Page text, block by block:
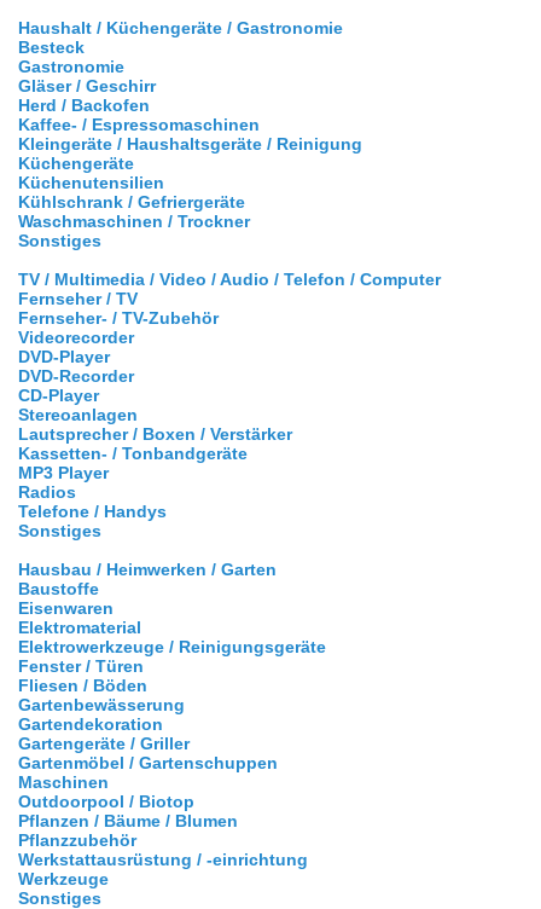
Haushalt / Küchengeräte / Gastronomie
Besteck
Gastronomie
Gläser / Geschirr
Herd / Backofen
Kaffee- / Espressomaschinen
Kleingeräte / Haushaltsgeräte / Reinigung
Küchengeräte
Küchenutensilien
Kühlschrank / Gefriergeräte
Waschmaschinen / Trockner
Sonstiges
TV / Multimedia / Video / Audio / Telefon / Computer
Fernseher / TV
Fernseher- / TV-Zubehör
Videorecorder
DVD-Player
DVD-Recorder
CD-Player
Stereoanlagen
Lautsprecher / Boxen / Verstärker
Kassetten- / Tonbandgeräte
MP3 Player
Radios
Telefone / Handys
Sonstiges
Hausbau / Heimwerken / Garten
Baustoffe
Eisenwaren
Elektromaterial
Elektrowerkzeuge / Reinigungsgeräte
Fenster / Türen
Fliesen / Böden
Gartenbewässerung
Gartendekoration
Gartengeräte / Griller
Gartenmöbel / Gartenschuppen
Maschinen
Outdoorpool / Biotop
Pflanzen / Bäume / Blumen
Pflanzzubehör
Werkstattausrüstung / -einrichtung
Werkzeuge
Sonstiges